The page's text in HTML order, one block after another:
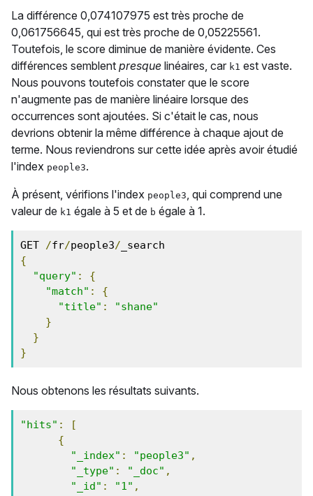
La différence 0,074107975 est très proche de
0,061756645, qui est très proche de 0,05225561.
Toutefois, le score diminue de manière évidente. Ces
différences semblent presque linéaires, car k1 est vaste.
Nous pouvons toutefois constater que le score
n'augmente pas de manière linéaire lorsque des
occurrences sont ajoutées. Si c'était le cas, nous
devrions obtenir la même différence à chaque ajout de
terme. Nous reviendrons sur cette idée après avoir étudié
l'index people3.
À présent, vérifions l'index people3, qui comprend une
valeur de k1 égale à 5 et de b égale à 1.
GET /fr/people3/
{
"query" :
{
"match" :
{
"title" :
"shane"
}
}
}
Nous obtenons les résultats suivants.
"hits" :
[
{
"_index" : "people3" ,
"_type" : "_doc" ,
"_id" : "1" ,